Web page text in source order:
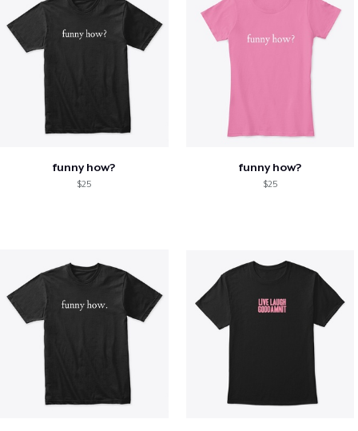
funny how?
$25
funny how?
$25